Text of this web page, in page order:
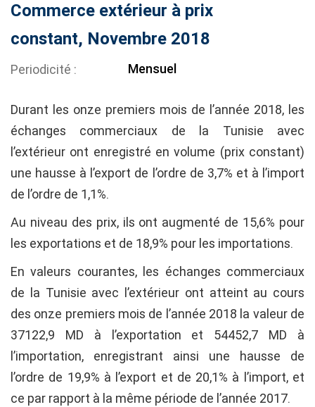
Commerce extérieur à prix
constant, Novembre 2018
Periodicité Mensuel
Durant les onze premiers mois de l’année 2018, les
échanges commerciaux de la Tunisie avec
l’extérieur ont enregistré en volume (prix constant)
une hausse à l’export de l’ordre de 3,7% et à l’import
de l’ordre de 1,1%.
Au niveau des prix, ils ont augmenté de 15,6% pour
les exportations et de 18,9% pour les importations.
En valeurs courantes, les échanges commerciaux
de la Tunisie avec l’extérieur ont atteint au cours
des onze premiers mois de l’année 2018 la valeur de
37122,9 MD à l’exportation et 54452,7 MD à
l’importation, enregistrant ainsi une hausse de
l’ordre de 19,9% à l’export et de 20,1% à l’import, et
ce par rapport à la même période de l’année 2017.